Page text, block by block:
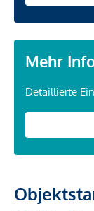
Mehr
Detaillierte